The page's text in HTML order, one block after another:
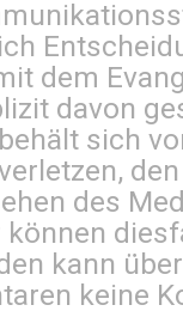
dem
davon
sich
des
können
kann
keine